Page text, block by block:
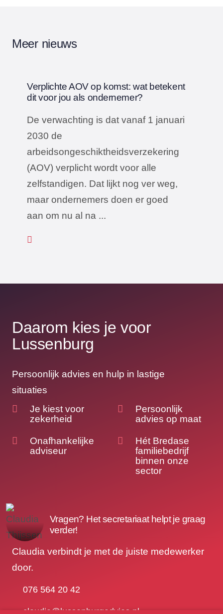
Meer nieuws
Verplichte AOV op komst: wat betekent
dit voor jou als ondernemer?
De verwachting is dat vanaf 1 januari
2030 de
arbeidsongeschiktheidsverzekering
(AOV) verplicht wordt voor alle
zelfstandigen. Dat lijkt nog ver weg,
maar ondernemers doen er goed
aan om nu al na ...
Daarom kies je voor
Lussenburg
Persoonlijk advies en hulp in lastige
situaties
Je kiest voor
zekerheid
Persoonlijk
advies op maat
Onafhankelijke
adviseur
Hét Bredase
familiebedrijf
binnen onze
sector
Vragen? Het secretariaat helpt je graag
verder!
Claudia verbindt je met de juiste medewerker
door.
076 564 20 42
claudia@lussenburgadvies.nl